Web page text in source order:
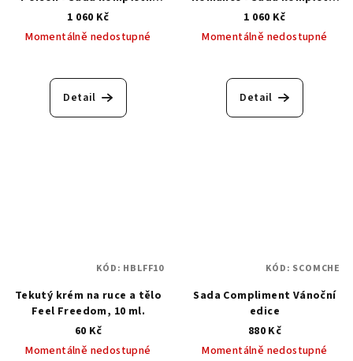
péče o ruce
1 060 Kč
Momentálně nedostupné
Detail
péče o ruce
1 060 Kč
Momentálně nedostupné
Detail
Tekutý krém na ruce a tělo
Feel Freedom, 10 ml.
60 Kč
Momentálně nedostupné
KÓD: HBLFF10
Sada Compliment Vánoční
edice
880 Kč
Momentálně nedostupné
KÓD: SCOMCHE